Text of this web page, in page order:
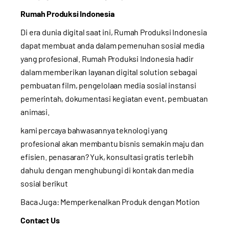
Rumah Produksi Indonesia
Di era dunia digital saat ini, Rumah Produksi Indonesia
dapat membuat anda dalam pemenuhan sosial media
yang profesional. Rumah Produksi Indonesia hadir
dalam memberikan layanan digital solution sebagai
pembuatan film, pengelolaan media sosial instansi
pemerintah, dokumentasi kegiatan event, pembuatan
animasi.
kami percaya bahwasannya teknologi yang
profesional akan membantu bisnis semakin maju dan
efisien. penasaran? Yuk, konsultasi gratis terlebih
dahulu dengan menghubungi di kontak dan media
sosial berikut
Baca Juga: Memperkenalkan Produk dengan Motion
Contact Us